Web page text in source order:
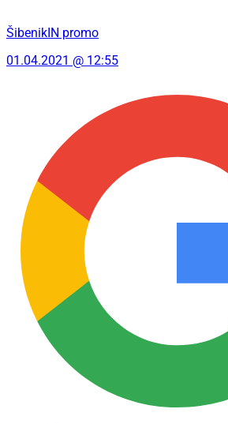
ŠibenikIN promo
01.04.2021 @ 12:55